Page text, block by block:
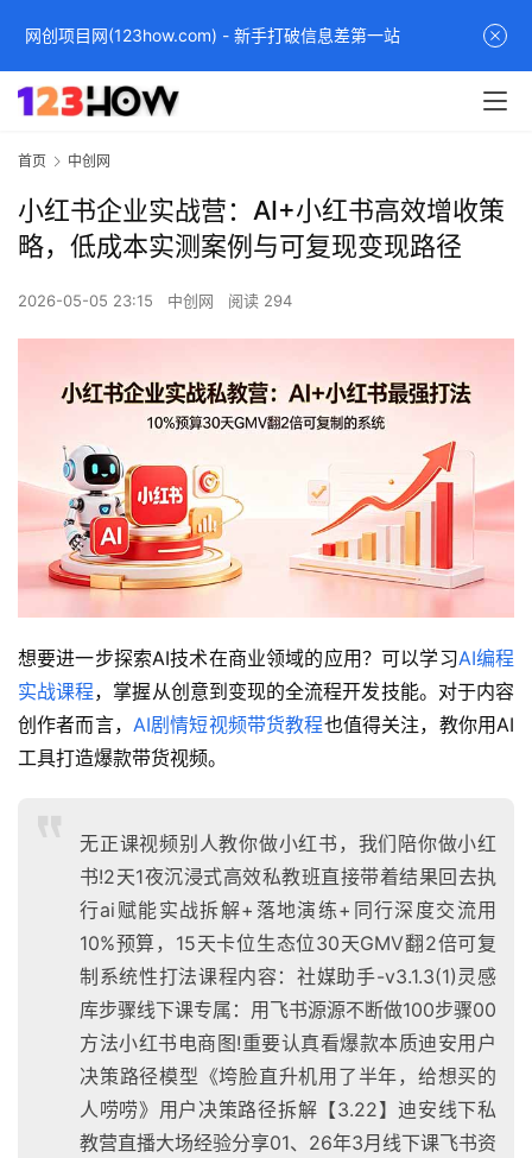
首页 中创网
小红书企业实战营：AI+小红书高效增收策
略，低成本实测案例与可复现变现路径
2026-05-05 23:15 中创网 阅读 294
想要进一步探索AI技术在商业领域的应用？可以学习AI编程
实战课程，掌握从创意到变现的全流程开发技能。对于内容
创作者而言， AI剧情短视频带货教程也值得关注，教你用AI
工具打造爆款带货视频。
无正课视频别人教你做小红书，我们陪你做小红
书!2天1夜沉浸式高效私教班直接带着结果回去执
行ai赋能实战拆解+落地演练+同行深度交流用
10%预算，15天卡位生态位30天GMV翻2倍可复
制系统性打法课程内容：社媒助手-v3.1.3(1)灵感
库步骤线下课专属：用飞书源源不断做100步骤00
方法小红书电商图!重要认真看爆款本质迪安用户
决策路径模型《垮脸直升机用了半年，给想买的
人唠唠》用户决策路径拆解【3.22】迪安线下私
教营直播大场经验分享01、26年3月线下课飞书资
网创项目网(123how.com) - 新手打破信息差第一站